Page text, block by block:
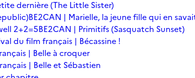
dernière (The Little Sister)
BE2CAN | Marielle, la jeune fille qui en
2+2=5BE2CAN | Primitifs (Sasquatch Sunset)
du film français | Bécassine !
| Belle à croquer
| Belle et Sébastien